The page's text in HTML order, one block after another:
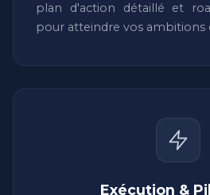
plan d'action détaillé et
pour atteindre vos ambitions
Exécution &